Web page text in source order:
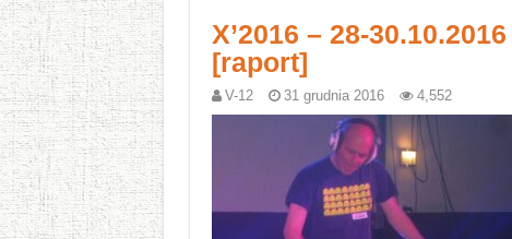
X’2016 – 28-
[raport]
V-12 31 grudnia 2016 4,552